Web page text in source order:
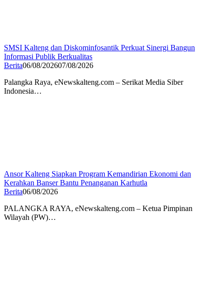
SMSI Kalteng dan Diskominfosantik Perkuat Sinergi Bangun
Informasi Publik Berkualitas
Berita06/08/202607/08/2026
Palangka Raya, eNewskalteng.com – Serikat Media Siber
Indonesia…
Ansor Kalteng Siapkan Program Kemandirian Ekonomi dan
Kerahkan Banser Bantu Penanganan Karhutla
Berita06/08/2026
PALANGKA RAYA, eNewskalteng.com – Ketua Pimpinan
Wilayah (PW)…